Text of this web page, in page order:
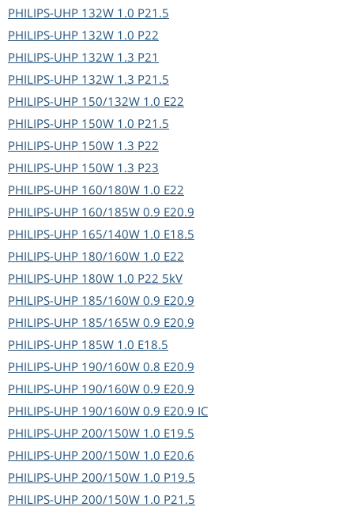
PHILIPS-UHP 132W 1.0 P21.5
PHILIPS-UHP 132W 1.0 P22
PHILIPS-UHP 132W 1.3 P21
PHILIPS-UHP 132W 1.3 P21.5
PHILIPS-UHP 150/132W 1.0 E22
PHILIPS-UHP 150W 1.0 P21.5
PHILIPS-UHP 150W 1.3 P22
PHILIPS-UHP 150W 1.3 P23
PHILIPS-UHP 160/180W 1.0 E22
PHILIPS-UHP 160/185W 0.9 E20.9
PHILIPS-UHP 165/140W 1.0 E18.5
PHILIPS-UHP 180/160W 1.0 E22
PHILIPS-UHP 180W 1.0 P22 5kV
PHILIPS-UHP 185/160W 0.9 E20.9
PHILIPS-UHP 185/165W 0.9 E20.9
PHILIPS-UHP 185W 1.0 E18.5
PHILIPS-UHP 190/160W 0.8 E20.9
PHILIPS-UHP 190/160W 0.9 E20.9
PHILIPS-UHP 190/160W 0.9 E20.9 IC
PHILIPS-UHP 200/150W 1.0 E19.5
PHILIPS-UHP 200/150W 1.0 E20.6
PHILIPS-UHP 200/150W 1.0 P19.5
PHILIPS-UHP 200/150W 1.0 P21.5